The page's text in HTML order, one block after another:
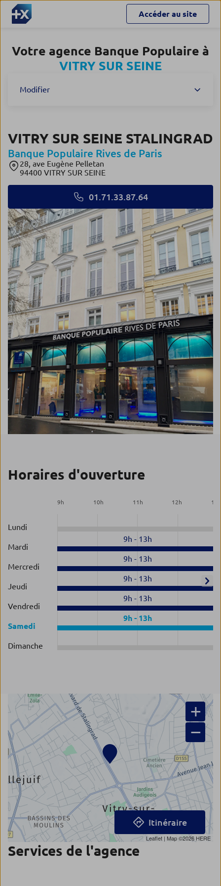
Accéder au site
Votre agence Banque Populaire à
VITRY SUR SEINE
Modifier
VITRY SUR SEINE STALINGRAD
Banque Populaire Rives de Paris
28, ave Eugène Pelletan
94400 VITRY SUR SEINE
01.71.33.87.64
Horaires d'ouverture
9h 10h 11 h 12h 13
Lundi
Mardi
9h - 13h
Mercredi
9h - 13h
Jeudi
9h - 13h
Vendredi
9h - 13h
Samedi
9h- 13h
Dimanche
+
−
Leaflet | Map ©2026 HERE
Itinéraire
Services de l'agence